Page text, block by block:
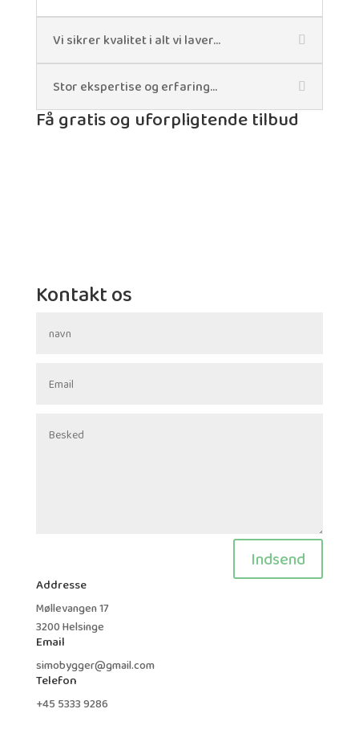
Vi sikrer kvalitet i alt vi laver...
Stor ekspertise og erfaring...
Få gratis og uforpligtende tilbud
Kontakt os
Indsend
Addresse
Møllevangen 17
3200 Helsinge
Email
simobygger@gmail.com
Telefon
+45 5333 9286